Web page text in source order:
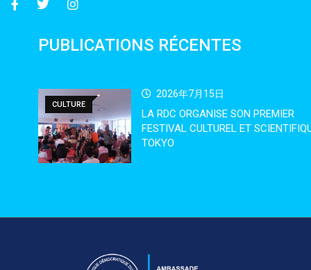
PUBLICATIONS RÉCENTES
CULTURE
2026年7月15日
LA RDC ORGANISE SON PREMIER
FESTIVAL CULTUREL ET
TOKYO